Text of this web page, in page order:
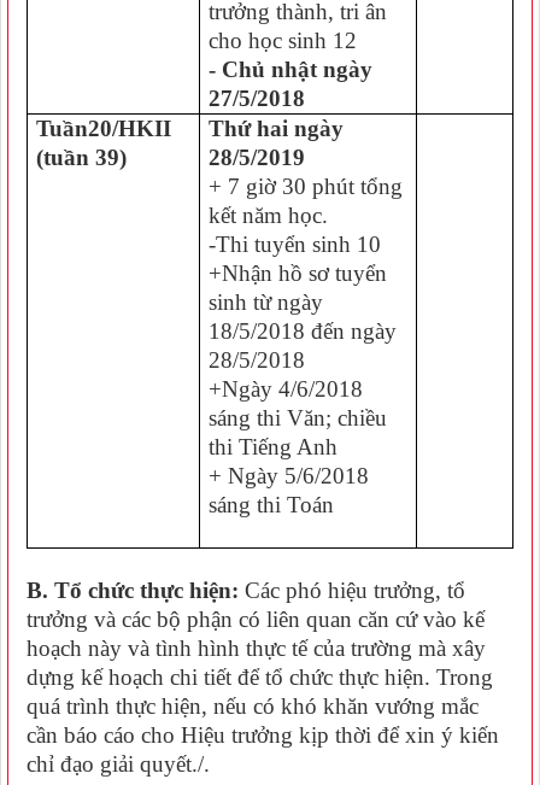
trưởng thành, tri ân
cho học sinh 12
- Chủ nhật ngày
27/5/2018
Tuần20/HKII
(tuần 39)
Thứ hai ngày
28/5/2019
+ 7 giờ 30 phút tổng
kết năm học.
-Thi tuyển sinh 10
+Nhận hồ sơ tuyển
sinh từ ngày
18/5/2018 đến ngày
28/5/2018
+Ngày 4/6/2018
sáng thi Văn; chiều
thi Tiếng Anh
+ Ngày 5/6/2018
sáng thi Toán
B. Tổ chức thực hiện: Các phó hiệu trưởng, tổ
trưởng và các bộ phận có liên quan căn cứ vào kế
hoạch này và tình hình thực tế của trường mà xây
dựng kế hoạch chi tiết để tổ chức thực hiện. Trong
quá trình thực hiện, nếu có khó khăn vướng mắc
cần báo cáo cho Hiệu trưởng kịp thời để xin ý kiến
chỉ đạo giải quyết./.